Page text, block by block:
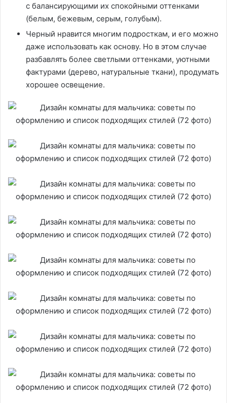
с балансирующими их спокойными оттенками
(белым, бежевым, серым, голубым).
Черный нравится многим подросткам, и его можно
даже использовать как основу. Но в этом случае
разбавлять более светлыми оттенками, уютными
фактурами (дерево, натуральные ткани), продумать
хорошее освещение.